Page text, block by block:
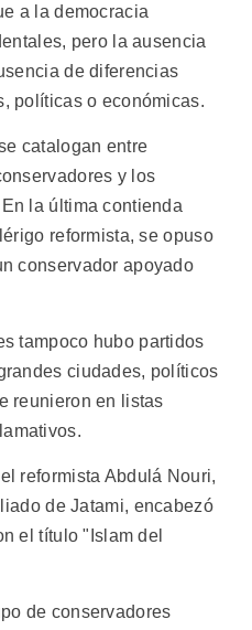
a la democracia
pero la ausencia
de diferencias
políticas o económicas.
catalogan entre
y los
la última contienda
reformista, se opuso
conservador apoyado
tampoco hubo partidos
ciudades, políticos
reunieron en listas
reformista Abdulá Nouri,
de Jatami, encabezó
el título "Islam del
de conservadores